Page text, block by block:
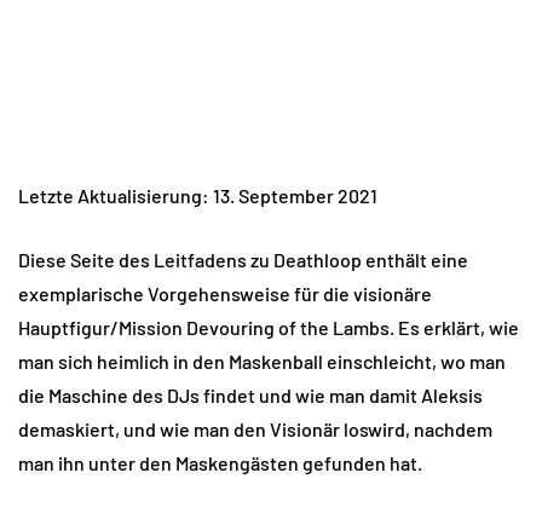
Letzte Aktualisierung: 13. September 2021
Diese Seite des Leitfadens zu Deathloop enthält eine
exemplarische Vorgehensweise für die visionäre
Hauptfigur/Mission Devouring of the Lambs. Es erklärt, wie
man sich heimlich in den Maskenball einschleicht, wo man
die Maschine des DJs findet und wie man damit Aleksis
demaskiert, und wie man den Visionär loswird, nachdem
man ihn unter den Maskengästen gefunden hat.